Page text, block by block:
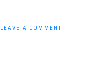
LEAVE A COMMENT